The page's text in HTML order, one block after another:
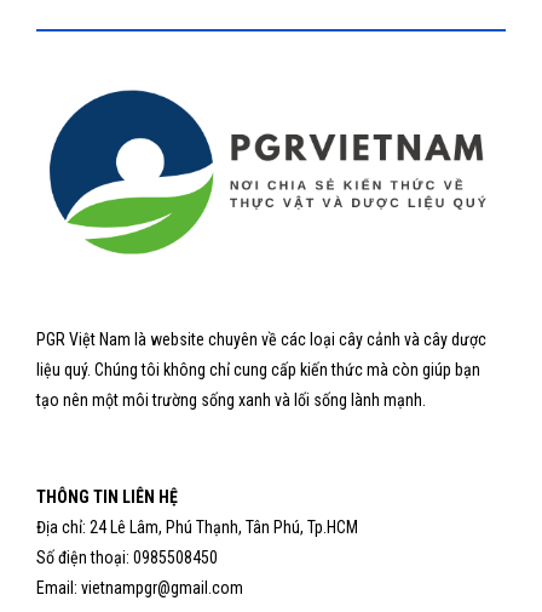
PGR Việt Nam là website chuyên về các loại cây cảnh và cây dược
liệu quý. Chúng tôi không chỉ cung cấp kiến thức mà còn giúp bạn
tạo nên một môi trường sống xanh và lối sống lành mạnh.
THÔNG TIN LIÊN HỆ
Địa chỉ: 24 Lê Lâm, Phú Thạnh, Tân Phú, Tp.HCM
Số điện thoại: 0985508450
Email: vietnampgr@gmail.com